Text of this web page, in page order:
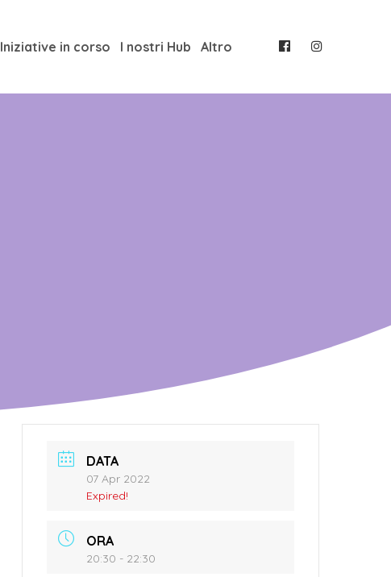
Iniziative in corso I nostri Hub Altro
DATA
07 Apr 2022
Expired!
ORA
20:30 - 22:30